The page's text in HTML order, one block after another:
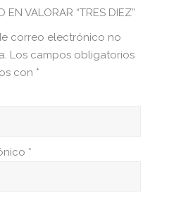
EN VALORAR “TRES DIEZ”
correo electrónico no
Los campos obligatorios
con *
*